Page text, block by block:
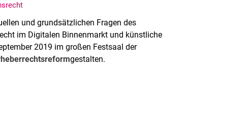
und grundsätzlichen Fragen des
im Digitalen Binnenmarkt und künstliche
2019 im großen Festsaal der
gestalten.
(externer Link, öffnet neues Fenster)
teilen (externer Link, öffnet neues Fenster)